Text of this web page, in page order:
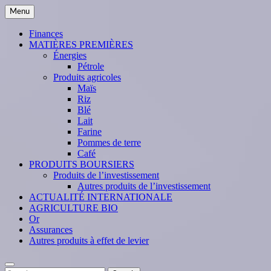
Skip
to
content
Menu
Finances
MATIÈRES PREMIÈRES
Énergies
Pétrole
Produits agricoles
Maïs
Riz
Blé
Lait
Farine
Pommes de terre
Café
PRODUITS BOURSIERS
Produits de l’investissement
Autres produits de l’investissement
ACTUALITÉ INTERNATIONALE
AGRICULTURE BIO
Or
Assurances
Autres produits à effet de levier
Search